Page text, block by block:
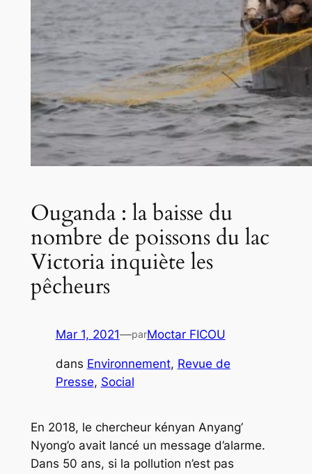
Ouganda : la baisse du
nombre de poissons du lac
Victoria inquiète les
pêcheurs
Mar 1, 2021—parMoctar FICOU
dans Environnement, Revue de
Presse, Social
En 2018, le chercheur kényan Anyang’
Nyong’o avait lancé un message d’alarme.
Dans 50 ans, si la pollution n’est pas